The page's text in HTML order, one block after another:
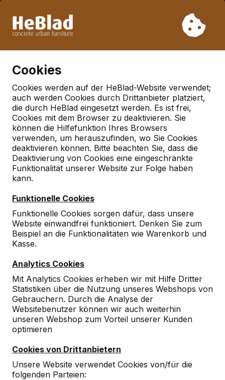
Woche 33 nicht. Bitte berücksichtigen Sie daher längere
Cookies
Cookies werden auf der HeBlad-Website verwendet;
auch werden Cookies durch Drittanbieter platziert,
die durch HeBlad eingesetzt werden. Es ist frei,
Cookies mit dem Browser zu deaktivieren. Sie
können die Hilfefunktion Ihres Browsers
verwenden, um herauszufinden, wo Sie Cookies
deaktivieren können. Bitte beachten Sie, dass die
Deaktivierung von Cookies eine eingeschränkte
Funktionalität unserer Website zur Folge haben
kann.
Funktionelle Cookies
Funktionelle Cookies sorgen dafür, dass unsere
Website einwandfrei funktioniert. Denken Sie zum
Beispiel an die Funktionalitäten wie Warenkorb und
Kasse.
Analytics Cookies
Mit Analytics Cookies erheben wir mit Hilfe Dritter
Statistiken über die Nutzung unseres Webshops von
Gebrauchern. Durch die Analyse der
Websitebenutzer können wir auch weiterhin
unseren Webshop zum Vorteil unserer Kunden
optimieren
Cookies von Drittanbietern
Unsere Website verwendet Cookies von/für die
folgenden Parteien:
Deutschland
Referenties in:Hamburg
10
9
Danke die Zustellung hat sehr gut geklappt.
Professioneller und sehr genauer Fahrer !
benötigen, so melde ich mich !
Florian Redlefsen
20-07-2016